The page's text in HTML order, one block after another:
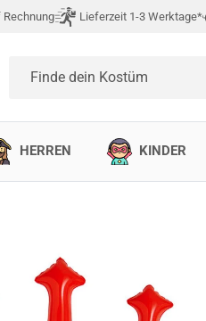
Rechnung Lieferzeit 1-3 Werktage*
Finde dein Kostüm
HERREN KINDER